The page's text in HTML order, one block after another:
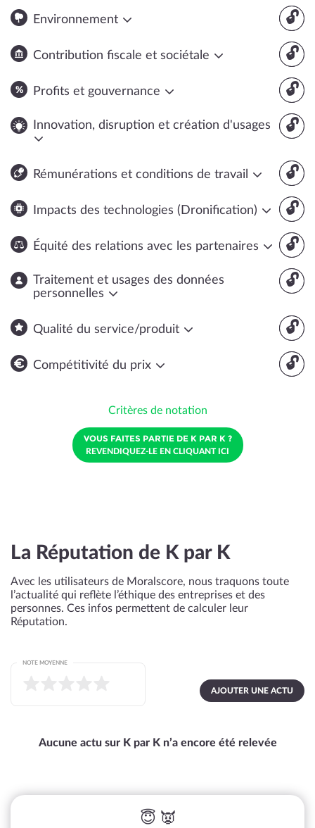
🔓
Environnement
🔓
Contribution fiscale et sociétale
🔓
Profits et gouvernance
🔓
Innovation, disruption et création d'usages
🔓
Rémunérations et conditions de travail
🔓
Impacts des technologies (Dronification)
🔓
Équité des relations avec les partenaires
🔓
Traitement et usages des données
personnelles
🔓
Qualité du service/produit
🔓
Compétitivité du prix
Critères de notation
VOUS FAITES PARTIE DE K PAR K ?
REVENDIQUEZ-LE EN CLIQUANT ICI
La Réputation de K par K
Avec les utilisateurs de Moralscore, nous traquons toute
l’actualité qui reflète l’éthique des entreprises et des
personnes. Ces infos permettent de calculer leur
Réputation.
AJOUTER UNE ACTU
NOTE MOYENNE
Aucune actu sur K par K n’a encore été relevée
😇 👿